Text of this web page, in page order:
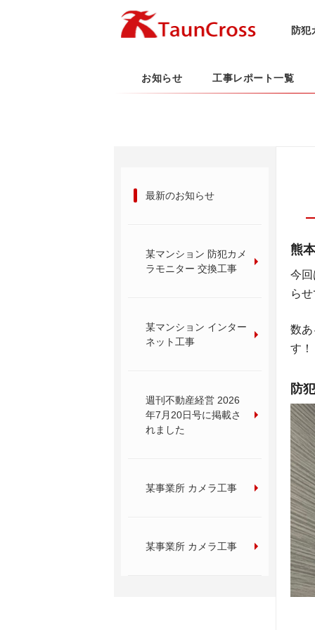
防犯
お知らせ 工事レポート一覧
最新のお知らせ
某マンション 防犯カメ
ラモニター 交換工事
某マンション インター
ネット工事
週刊不動産経営 2026
年7月20日号に掲載さ
れました
某事業所 カメラ工事
某事業所 カメラ工事
熊
今
ら
数
す！
防